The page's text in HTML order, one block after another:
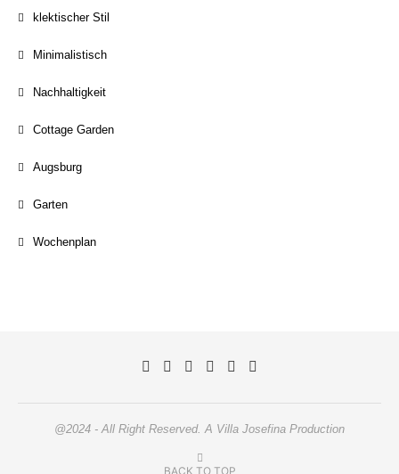
klektischer Stil
Minimalistisch
Nachhaltigkeit
Cottage Garden
Augsburg
Garten
Wochenplan
@2024 - All Right Reserved. A Villa Josefina Production
BACK TO TOP